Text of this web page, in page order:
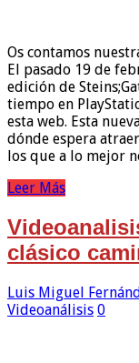
Os contamos
El pasado 19 de
edición de
tiempo en
esta web. Esta
dónde espera
los que a lo mejor
Leer Más
clásico
Luis Miguel
Videoanálisis 0